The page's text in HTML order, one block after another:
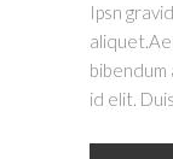
Ipsn
bibendum
id elit.